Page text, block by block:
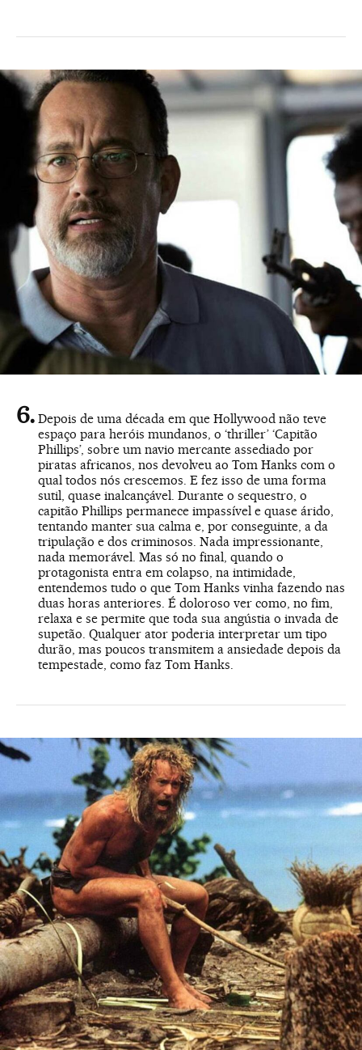
Depois de uma década em que Hollywood não teve
espaço para heróis mundanos, o ‘thriller’ ‘Capitão
Phillips’, sobre um navio mercante assediado por
piratas africanos, nos devolveu ao Tom Hanks com o
qual todos nós crescemos. E fez isso de uma forma
sutil, quase inalcançável. Durante o sequestro, o
capitão Phillips permanece impassível e quase árido,
tentando manter sua calma e, por conseguinte, a da
tripulação e dos criminosos. Nada impressionante,
nada memorável. Mas só no final, quando o
protagonista entra em colapso, na intimidade,
entendemos tudo o que Tom Hanks vinha fazendo nas
duas horas anteriores. É doloroso ver como, no fim,
relaxa e se permite que toda sua angústia o invada de
supetão. Qualquer ator poderia interpretar um tipo
durão, mas poucos transmitem a ansiedade depois da
tempestade, como faz Tom Hanks.